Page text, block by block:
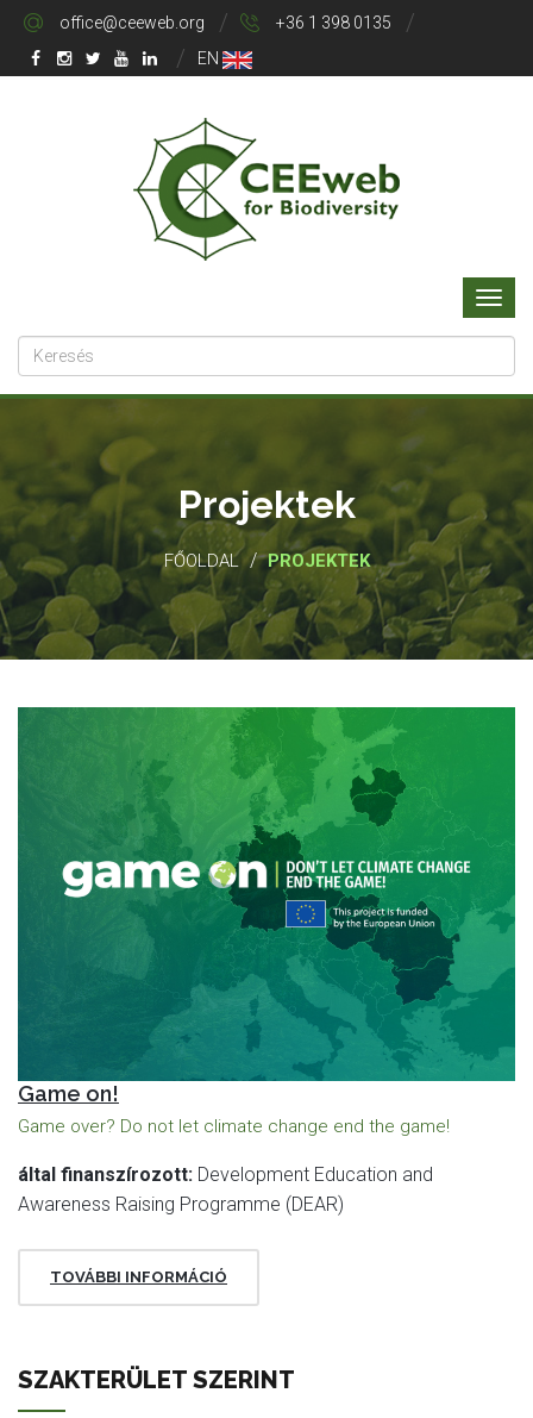
office@ceeweb.org
+36 1 398 0135
EN
Projektek
FŐOLDAL / PROJEKTEK
Game on!
Game over? Do not let climate change end the game!
által finanszírozott: Development Education and
Awareness Raising Programme (DEAR)
TOVÁBBI INFORMÁCIÓ
SZAKTERÜLET SZERINT